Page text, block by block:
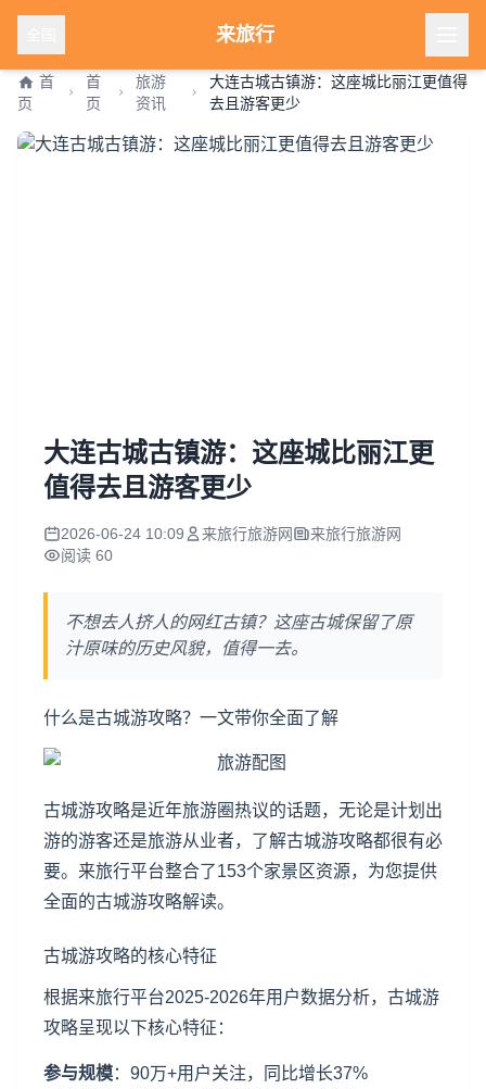
来旅行
首
页
首
页
旅游
资讯
大连古城古镇游：这座城比丽江更值得
去且游客更少
大连古城古镇游：这座城比丽江更
值得去且游客更少
2026-06-24 10:09 来旅行旅游网
来旅行旅游网
阅读 60
不想去人挤人的网红古镇？这座古城保留了原
汁原味的历史风貌，值得一去。
什么是古城游攻略？一文带你全面了解
古城游攻略是近年旅游圈热议的话题，无论是计划出
游的游客还是旅游从业者，了解古城游攻略都很有必
要。来旅行平台整合了153个家景区资源，为您提供
全面的古城游攻略解读。
古城游攻略的核心特征
根据来旅行平台2025-2026年用户数据分析，古城游
攻略呈现以下核心特征：
参与规模：90万+用户关注，同比增长37%